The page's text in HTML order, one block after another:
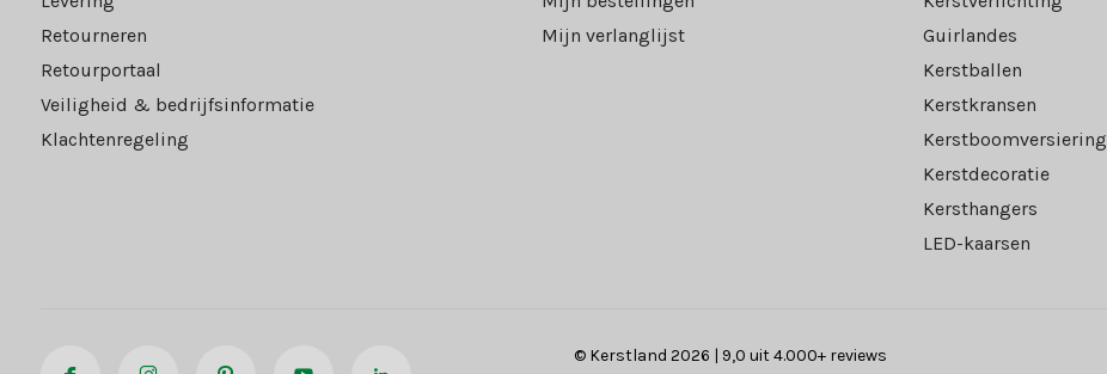
Retourneren
Retourportaal
Veiligheid & bedrijfsinformatie
Klachtenregeling
Mijn verlanglijst
Guirlandes
Kerstballen
Kerstkransen
Kerstboomversiering
Kerstdecoratie
Kersthangers
LED-kaarsen
© Kerstland 2026 | 9,0 uit 4.000+ reviews